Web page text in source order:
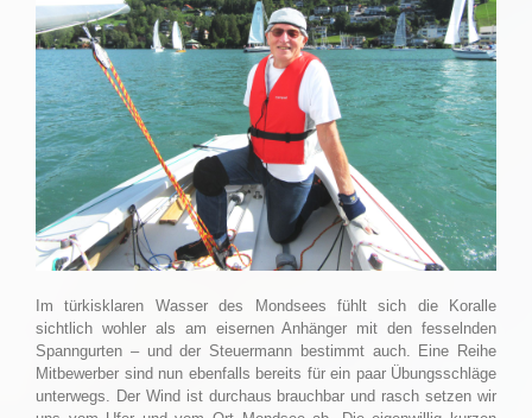
Im türkisklaren Wasser des Mondsees fühlt sich die Koralle
sichtlich wohler als am eisernen Anhänger mit den fesselnden
Spanngurten – und der Steuermann bestimmt auch. Eine Reihe
Mitbewerber sind nun ebenfalls bereits für ein paar Übungsschläge
unterwegs. Der Wind ist durchaus brauchbar und rasch setzen wir